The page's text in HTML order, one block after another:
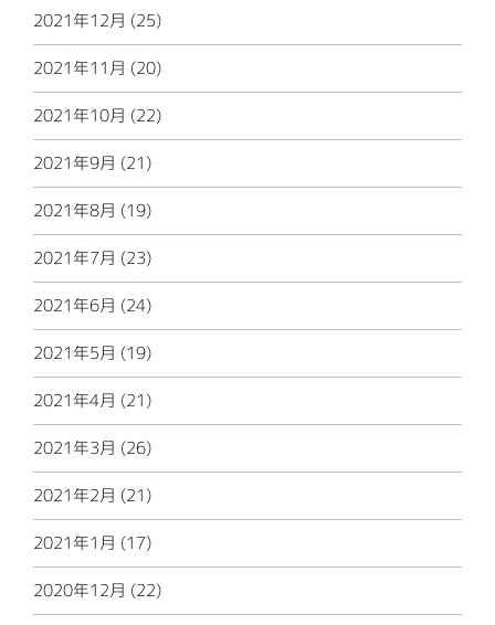
2021年12月 (25)
2021年11月 (20)
2021年10月 (22)
2021年9月 (21)
2021年8月 (19)
2021年7月 (23)
2021年6月 (24)
2021年5月 (19)
2021年4月 (21)
2021年3月 (26)
2021年2月 (21)
2021年1月 (17)
2020年12月 (22)